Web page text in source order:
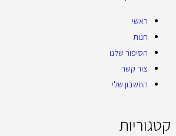
ראשי
חנות
הסיפור שלנו
צור קשר
החשבון שלי
קטגוריות